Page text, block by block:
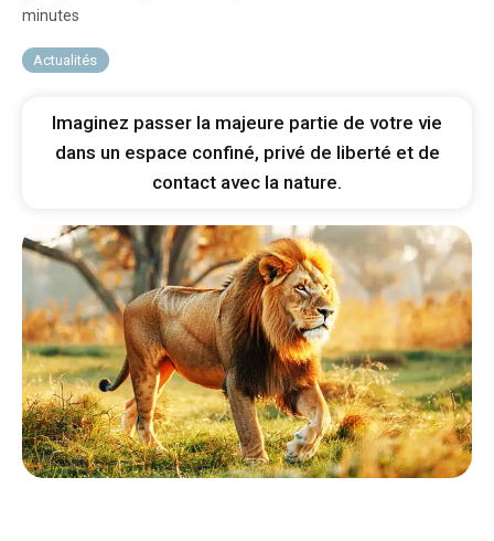
Actualités
minutes
Imaginez passer la majeure partie de votre vie
dans un espace confiné, privé de liberté et de
contact avec la nature.